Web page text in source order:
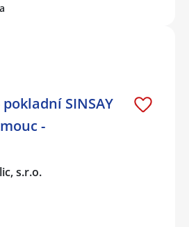
SINSAY
-
s.r.o.